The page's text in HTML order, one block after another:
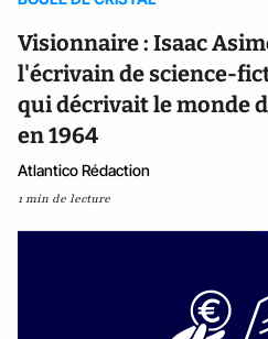
Visionnaire : Isaac
l'écrivain de science-
qui décrivait le monde
en 1964
Atlantico Rédaction
1 min de lecture